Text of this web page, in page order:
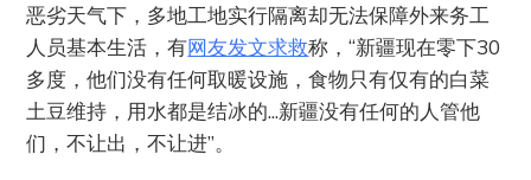
恶劣天气下，多地工地实行隔离却无法保障外来务工
人员基本生活，有网友发文求救称，“新疆现在零下30
多度，他们没有任何取暖设施，食物只有仅有的白菜
土豆维持，用水都是结冰的...新疆没有任何的人管他
们，不让出，不让进”。